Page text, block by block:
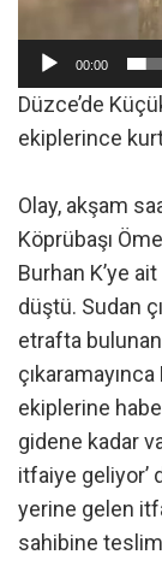
00:00
Düzce’de
ekiplerince
Olay, akşam
Köprübaşı
Burhan K’ye
düştü. Sudan
etrafta
ekiplerine
gidene kadar
itfaiye geliyor’
yerine gelen
sahibine